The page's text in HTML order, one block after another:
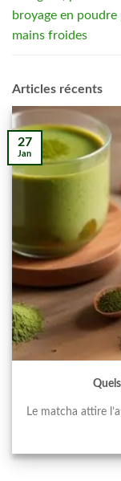
broyage en poudre
mains froides
Articles récents
Le matcha attire
27
Jan